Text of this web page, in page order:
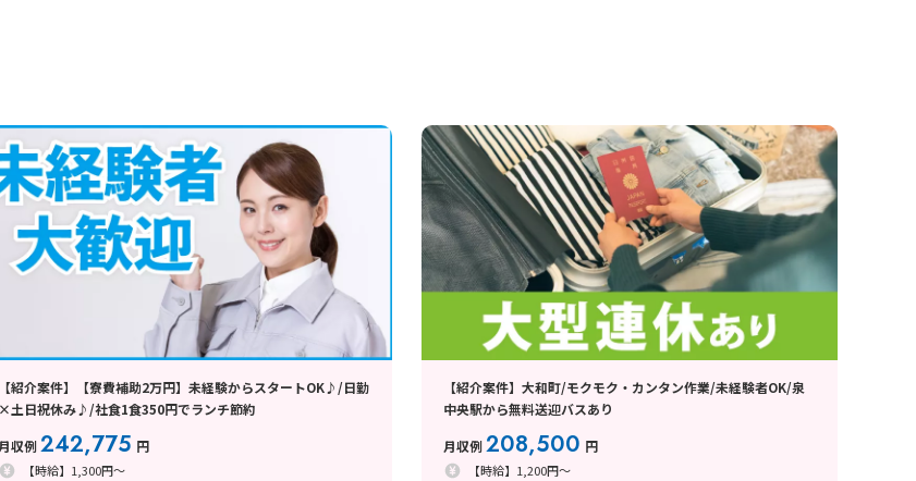
【紹介案件】【寮費補助2万円】未経験からスタートOK♪/日勤
×土日祝休み♪/社食1食350円でランチ節約
月収例242,775 円
【時給】1,300円～
【紹介案件】大和町/モクモク・カンタン作業/未経験者OK/泉
中央駅から無料送迎バスあり
月収例208,500 円
【時給】1,200円～